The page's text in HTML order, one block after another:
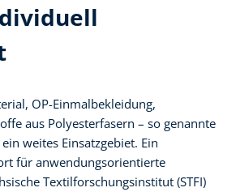
OP-Einmalbekleidung,
aus Polyesterfasern – so genannte
weites Einsatzgebiet. Ein
für anwendungsorientierte
Textilforschungsinstitut (STFI)